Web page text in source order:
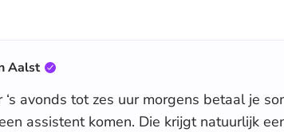
Aalst
‘s avonds tot zes uur morgens betaal je
assistent komen. Die krijgt natuurlijk